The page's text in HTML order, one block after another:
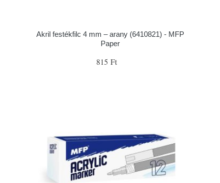
Akril festékfilc 4 mm – arany (6410821) - MFP
Paper
815 Ft